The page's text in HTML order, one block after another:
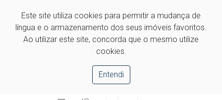
Este site utiliza cookies para permitir a mudança de
língua e o armazenamento dos seus imóveis favoritos.
Ao utilizar este site, concorda que o mesmo utilize
cookies.
Entendi